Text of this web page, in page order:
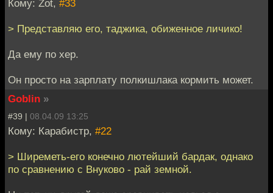
Кому: Zot, #33
> Представляю его, таджика, обиженное личико!
Да ему по хер.
Он просто на зарплату полкишлака кормить может.
Goblin »
#39 | 08.04.09 13:25
Кому: Карабистр, #22
> Ширеметь-его конечно лютейший бардак, однако
по сравнению с Внуково - рай земной.